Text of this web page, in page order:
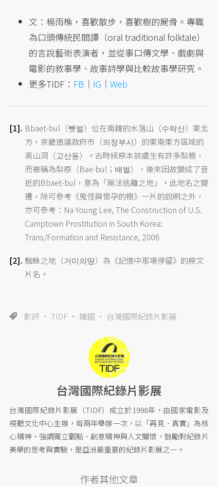
文：楊雨樵，喜歡散步，喜歡樹的屍骨。專職
為口頭傳統民間譚（oral traditional folktale）
的言說藝術表演者，並從事口傳文學、戲劇與
電影的敘事學、故事詩學與比較故事學研究。
更多TIDF： FB ｜ IG ｜Web
Bbaet-bul（뺏벌）位在南韓的水落山（수락산）東北
方，京畿道議政府市（의정부시）的東南東方區域的
高山洞（고산동）。古時候原本該處生有許多梨樹，
而被稱為梨原（Bae-bul；배벌），後來因故變成了音
近的Bbaet-bul，意為「無法逃離之地」。此地名之變
遷，除可參考《鬼怪與懷孕的樹》一片的說明之外，
亦可參考：Na Young Lee, The Construction of U.S.
Camptown Prostitution in South Korea:
Trans/Formation and Resistance, 2006
蜘蛛之地（거미의땅）為《記憶中那場停留》的原文
片名。
影評 TIDF 韓國 台灣國際紀錄片影展
台灣國際紀錄片影展
台灣國際紀錄片影展（TIDF）成立於1998年，由國家電影及
視聽文化中心主辦，每兩年舉辦一次，以「再見．真實」為核
心精神，強調獨立觀點、創意精神與人文關懷，鼓勵對紀錄片
美學的思考與實驗，是亞洲最重要的紀錄片影展之一。
作者其他文章